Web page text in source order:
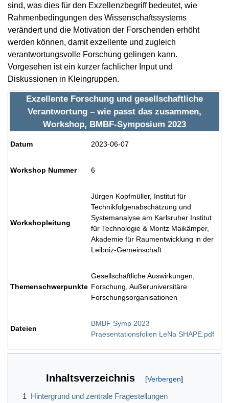
sind, was dies für den Exzellenzbegriff bedeutet, wie
Rahmenbedingungen des Wissenschaftssystems
verändert und die Motivation der Forschenden erhöht
werden können, damit exzellente und zugleich
verantwortungsvolle Forschung gelingen kann.
Vorgesehen ist ein kurzer fachlicher Input und
Diskussionen in Kleingruppen.
Exzellente Forschung und gesellschaftliche
Verantwortung – wie passt das zusammen,
Workshop, BMBF-Symposium 2023
Datum 2023-06-07
Workshop Nummer 6
Workshopleitung
Jürgen Kopfmüller, Institut für
Technikfolgenabschätzung und
Systemanalyse am Karlsruher Institut
für Technologie & Moritz Maikämper,
Akademie für Raumentwicklung in der
Leibniz-Gemeinschaft
Themenschwerpunkte
Gesellschaftliche Auswirkungen,
Forschung, Außeruniversitäre
Forschungsorganisationen
Dateien
BMBF Symp 2023
Praesentationsfolien LeNa SHAPE.pdf
Inhaltsverzeichnis
1 Hintergrund und zentrale Fragestellungen